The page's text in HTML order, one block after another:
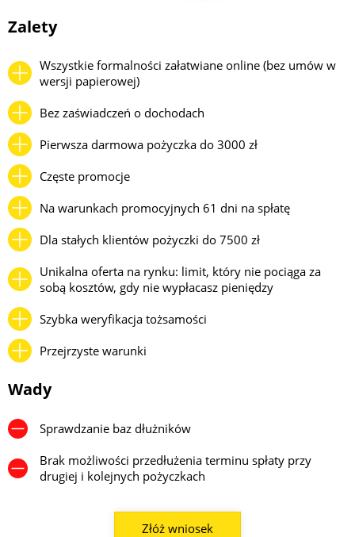
Zalety
Wszystkie formalności załatwiane online (bez umów w
wersji papierowej)
Bez zaświadczeń o dochodach
Pierwsza darmowa pożyczka do 3000 zł
Częste promocje
Na warunkach promocyjnych 61 dni na spłatę
Dla stałych klientów pożyczki do 7500 zł
Unikalna oferta na rynku: limit, który nie pociąga za
sobą kosztów, gdy nie wypłacasz pieniędzy
Szybka weryfikacja tożsamości
Przejrzyste warunki
Wady
Sprawdzanie baz dłużników
Brak możliwości przedłużenia terminu spłaty przy
drugiej i kolejnych pożyczkach
Złóż wniosek